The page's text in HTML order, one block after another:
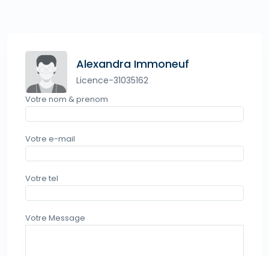
Alexandra Immoneuf
Licence-31035162
Votre nom & prenom
Votre e-mail
Votre tel
Votre Message